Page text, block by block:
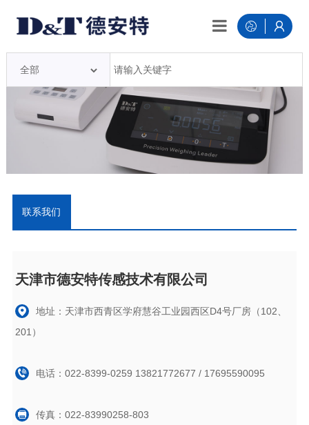
联系我们
天津市德安特传感技术有限公司
地址：天津市西青区学府慧谷工业园西区D4号厂房（102、
201）
电话：022-8399-0259 13821772677 / 17695590095
传真：022-83990258-803